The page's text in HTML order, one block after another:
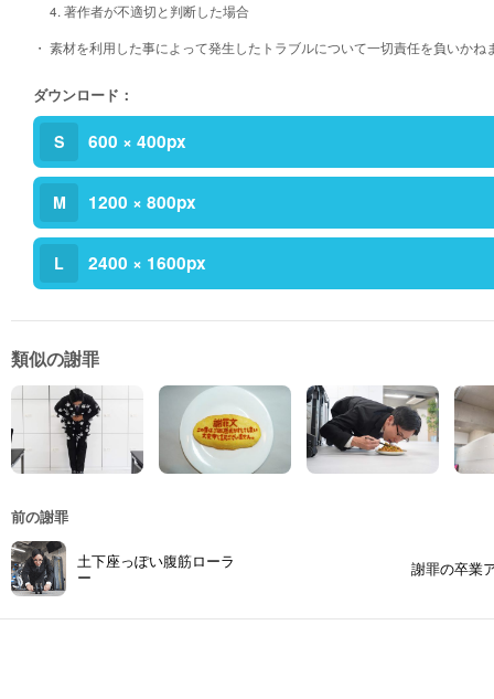
4. 著作者が不適切と判断した場合
・ 素材を利用した事によって発生したトラブルについて一切責任を負いかね
ダウンロード：
S 600 × 400px
M 1200 × 800px
L 2400 × 1600px
類似の謝罪
前の謝罪
土下座っぽい腹筋ローラ
ー 謝罪の卒業